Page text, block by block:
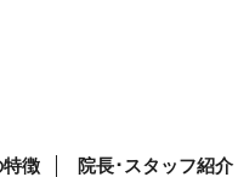
特徴 院長･スタッフ紹介